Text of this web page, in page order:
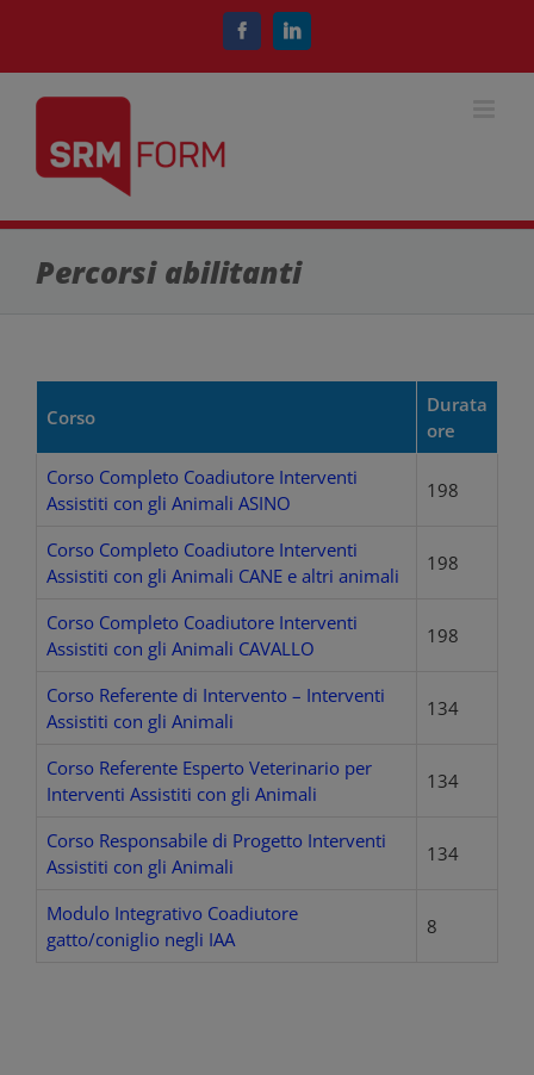
FacebookLinkedIn
Percorsi abilitanti
Corso
Durata
ore
Corso Completo Coadiutore Interventi
Assistiti con gli Animali ASINO
198
Corso Completo Coadiutore Interventi
Assistiti con gli Animali CANE e altri animali
198
Corso Completo Coadiutore Interventi
Assistiti con gli Animali CAVALLO
198
Corso Referente di Intervento – Interventi
Assistiti con gli Animali
134
Corso Referente Esperto Veterinario per
Interventi Assistiti con gli Animali
134
Corso Responsabile di Progetto Interventi
Assistiti con gli Animali
134
Modulo Integrativo Coadiutore
gatto/coniglio negli IAA
8